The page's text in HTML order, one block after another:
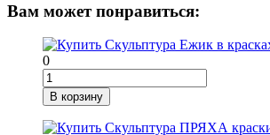
Вам может понравиться:
0
В корзину